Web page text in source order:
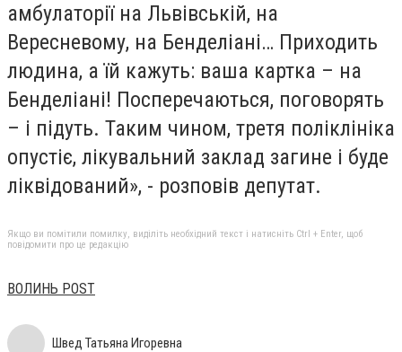
амбулаторії на Львівській, на
Вересневому, на Бенделіані… Приходить
людина, а їй кажуть: ваша картка – на
Бенделіані! Посперечаються, поговорять
– і підуть. Таким чином, третя поліклініка
опустіє, лікувальний заклад загине і буде
ліквідований», - розповів депутат.
Якщо ви помітили помилку, виділіть необхідний текст і натисніть Ctrl + Enter, щоб
повідомити про це редакцію
ВОЛИНЬ POST
Швед Татьяна Игоревна